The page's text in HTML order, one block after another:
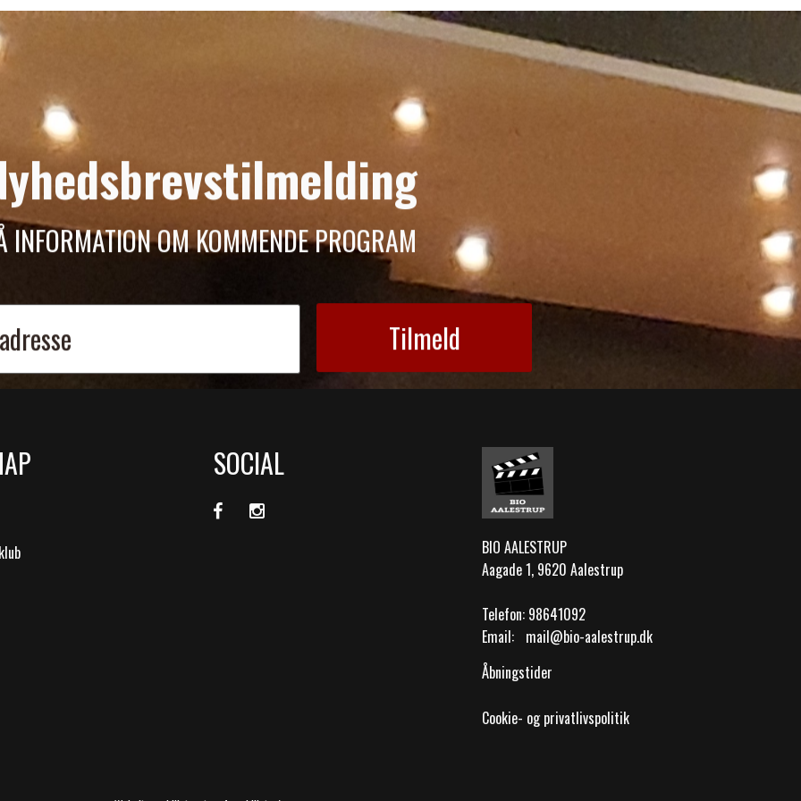
INFORMATION OM KOMMENDE PROGRAM
Tilmeld
SOCIAL
BIO AALESTRUP
Aagade 1, 9620 Aalestrup
Telefon: 98641092
Email: mail@bio-aalestrup.dk
Åbningstider
Cookie- og privatlivspolitik